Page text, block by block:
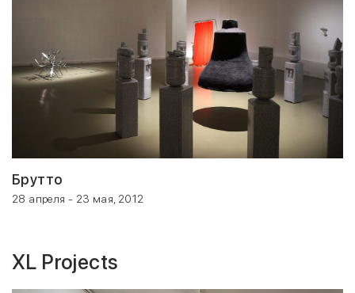
Брутто
28 апреля - 23 мая, 2012
XL Projects